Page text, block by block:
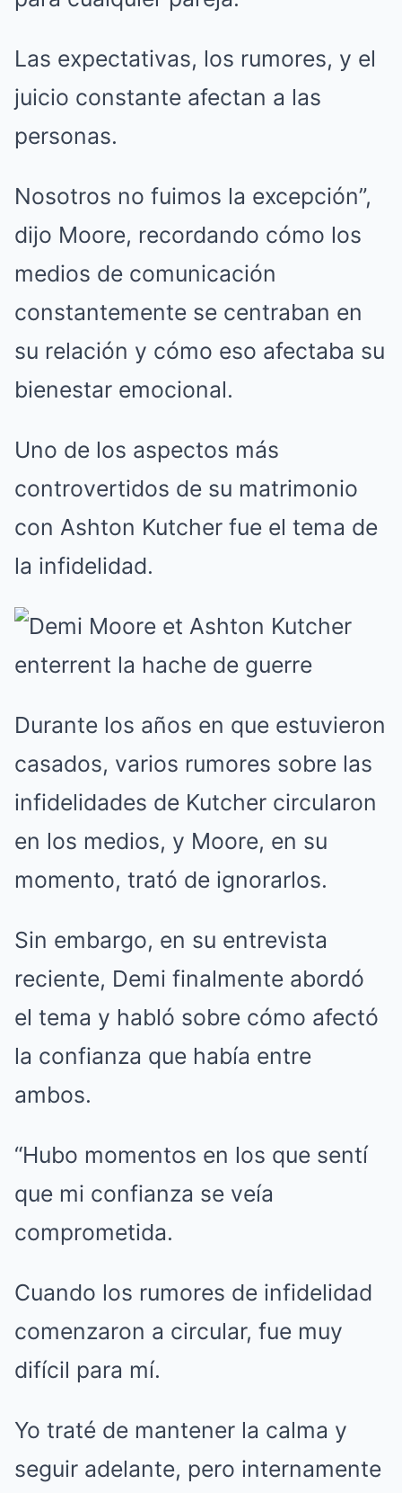
Las expectativas, los rumores, y el
juicio constante afectan a las
personas.
Nosotros no fuimos la excepción”,
dijo Moore, recordando cómo los
medios de comunicación
constantemente se centraban en
su relación y cómo eso afectaba su
bienestar emocional.
Uno de los aspectos más
controvertidos de su matrimonio
con Ashton Kutcher fue el tema de
la infidelidad.
Durante los años en que estuvieron
casados, varios rumores sobre las
infidelidades de Kutcher circularon
en los medios, y Moore, en su
momento, trató de ignorarlos.
Sin embargo, en su entrevista
reciente, Demi finalmente abordó
el tema y habló sobre cómo afectó
la confianza que había entre
ambos.
“Hubo momentos en los que sentí
que mi confianza se veía
comprometida.
Cuando los rumores de infidelidad
comenzaron a circular, fue muy
difícil para mí.
Yo traté de mantener la calma y
seguir adelante, pero internamente